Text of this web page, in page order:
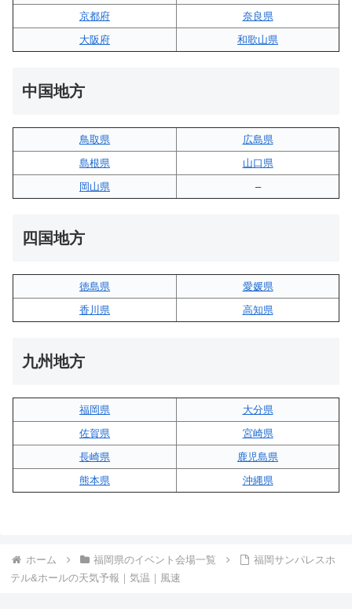
京都府
奈良県
大阪府
和歌山県
中国地方
鳥取県
広島県
島根県
山口県
岡山県
–
四国地方
徳島県
愛媛県
香川県
高知県
九州地方
福岡県
大分県
佐賀県
宮崎県
長崎県
鹿児島県
熊本県
沖縄県
ホーム 福岡県のイベント会場一覧
福岡サンパレスホ
テル&ホールの天気予報｜気温｜風速